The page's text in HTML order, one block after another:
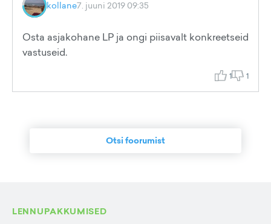
kollane7. juuni 2019 09:35
Osta asjakohane LP ja ongi piisavalt konkreetseid
vastuseid.
1 1
Otsi foorumist
LENNUPAKKUMISED